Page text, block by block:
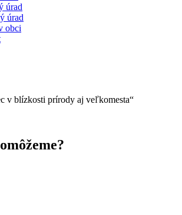
úrad
úrad
obci
v blízkosti prírody aj veľkomesta“